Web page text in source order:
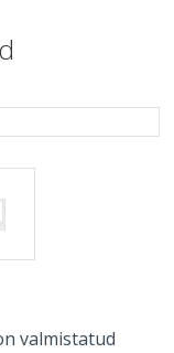
valmistatud